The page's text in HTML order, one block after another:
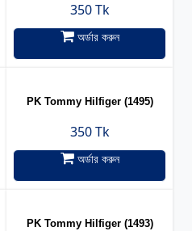
350 Tk
অর্ডার করুন
PK Tommy Hilfiger (1495)
350 Tk
অর্ডার করুন
PK Tommy Hilfiger (1493)